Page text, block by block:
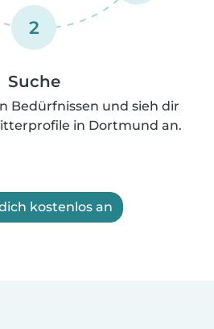
2
Suche
Bedürfnissen und sieh dir
in Dortmund an.
kostenlos an